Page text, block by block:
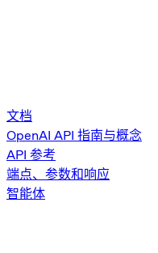
文档
OpenAI API 指南与概念
API 参考
端点、参数和响应
智能体